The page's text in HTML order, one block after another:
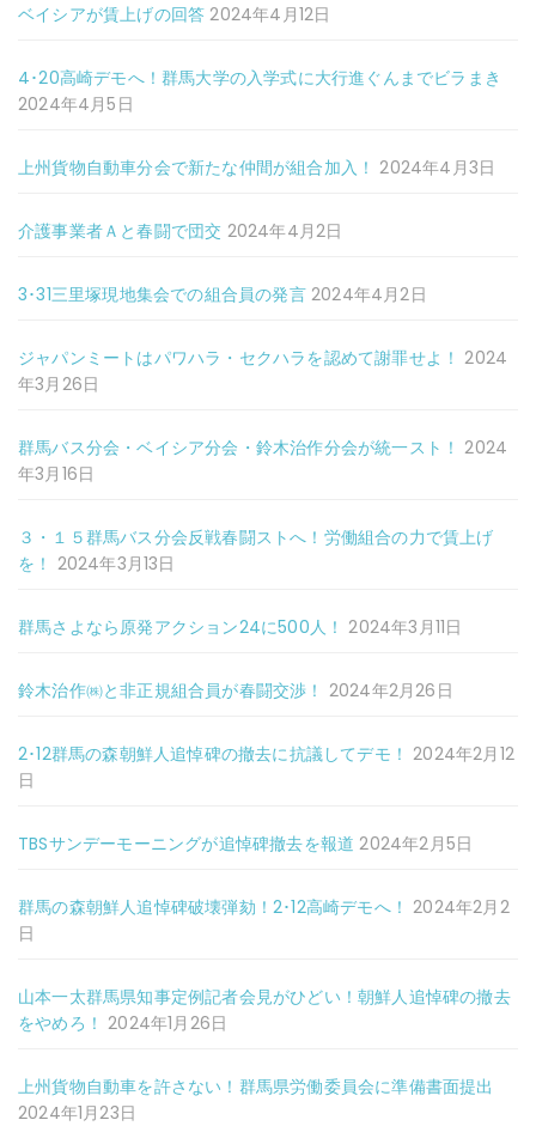
ベイシアが賃上げの回答 2024年4月12日
4･20高崎デモへ！群馬大学の入学式に大行進ぐんまでビラまき
2024年4月5日
上州貨物自動車分会で新たな仲間が組合加入！ 2024年4月3日
介護事業者Ａと春闘で団交 2024年4月2日
3･31三里塚現地集会での組合員の発言 2024年4月2日
ジャパンミートはパワハラ・セクハラを認めて謝罪せよ！ 2024
年3月26日
群馬バス分会・ベイシア分会・鈴木治作分会が統一スト！ 2024
年3月16日
３・１５群馬バス分会反戦春闘ストへ！労働組合の力で賃上げ
を！ 2024年3月13日
群馬さよなら原発アクション24に500人！ 2024年3月11日
鈴木治作㈱と非正規組合員が春闘交渉！ 2024年2月26日
2･12群馬の森朝鮮人追悼碑の撤去に抗議してデモ！ 2024年2月12
日
TBSサンデーモーニングが追悼碑撤去を報道 2024年2月5日
群馬の森朝鮮人追悼碑破壊弾劾！2･12高崎デモへ！ 2024年2月2
日
山本一太群馬県知事定例記者会見がひどい！朝鮮人追悼碑の撤去
をやめろ！ 2024年1月26日
上州貨物自動車を許さない！群馬県労働委員会に準備書面提出
2024年1月23日